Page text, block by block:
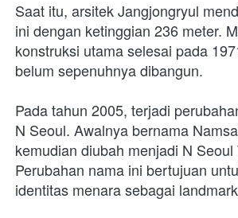
Saat itu, arsitek Jangjongryul
ini dengan ketinggian 236 meter.
konstruksi utama selesai pada
belum sepenuhnya dibangun.
Pada tahun 2005, terjadi
N Seoul. Awalnya bernama
kemudian diubah menjadi N Seoul
Perubahan nama ini bertujuan
identitas menara sebagai